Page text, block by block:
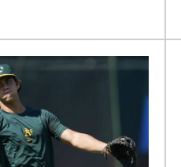
），羅賓森季中被道奇